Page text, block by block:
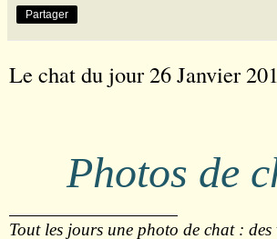
Partager
Le chat du jour 26 Janvier
Photos de
Tout les jours une photo de chat : des